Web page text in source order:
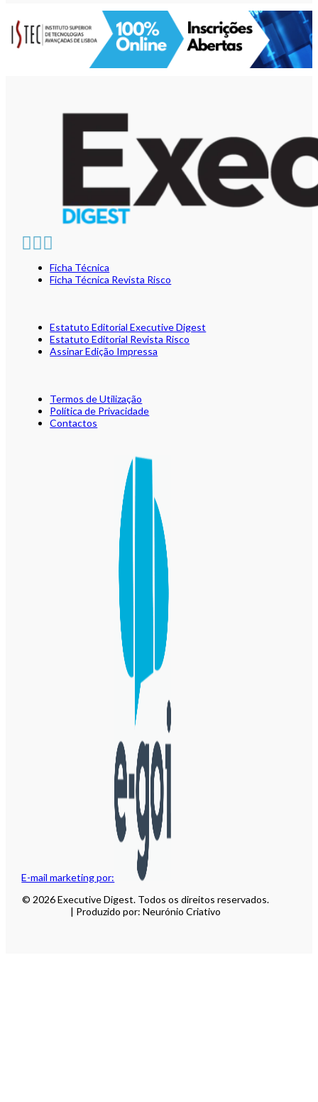
E-mail marketing por:
Ficha Técnica
Ficha Técnica Revista Risco
Estatuto Editorial Executive Digest
Estatuto Editorial Revista Risco
Assinar Edição Impressa
Termos de Utilização
Política de Privacidade
Contactos
© 2026 Executive Digest. Todos os direitos reservados.
| Produzido por: Neurónio Criativo